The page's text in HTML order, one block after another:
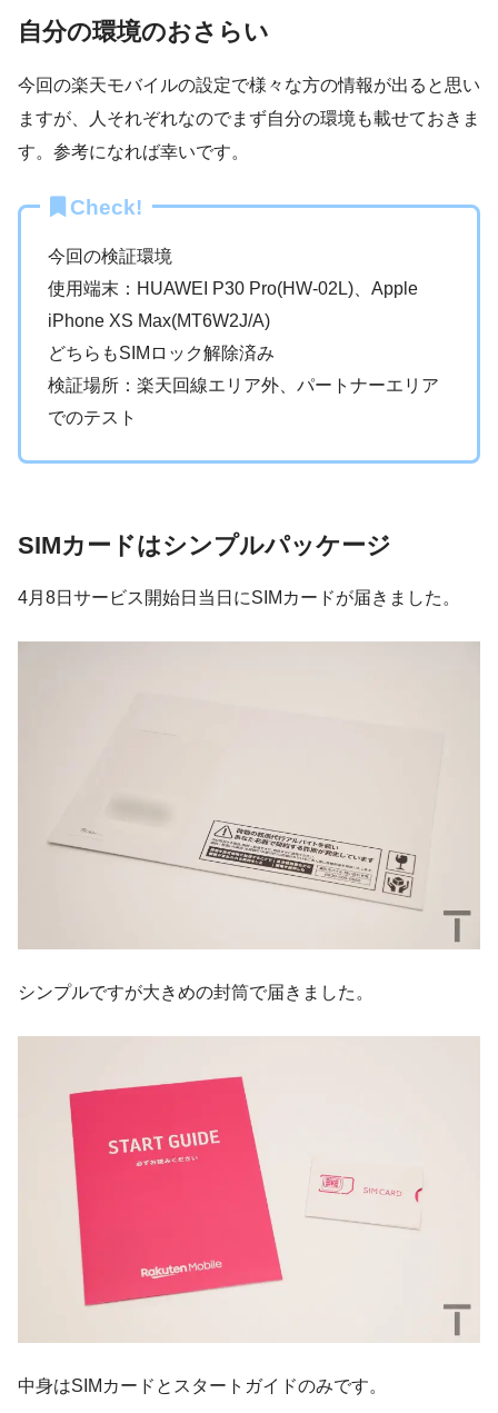
自分の環境のおさらい
今回の楽天モバイルの設定で様々な方の情報が出ると思い
ますが、人それぞれなのでまず自分の環境も載せておきま
す。参考になれば幸いです。
Check!
今回の検証環境
使用端末：HUAWEI P30 Pro(HW-02L)、Apple
iPhone XS Max(MT6W2J/A)
どちらもSIMロック解除済み
検証場所：楽天回線エリア外、パートナーエリア
でのテスト
SIMカードはシンプルパッケージ
4月8日サービス開始日当日にSIMカードが届きました。
シンプルですが大きめの封筒で届きました。
中身はSIMカードとスタートガイドのみです。